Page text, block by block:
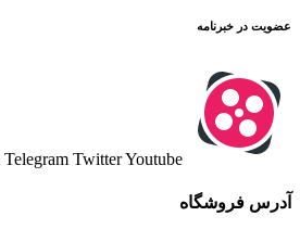
عضویت در خبرنامه
Telegram TwitterYoutube
آدرس فروشگاه